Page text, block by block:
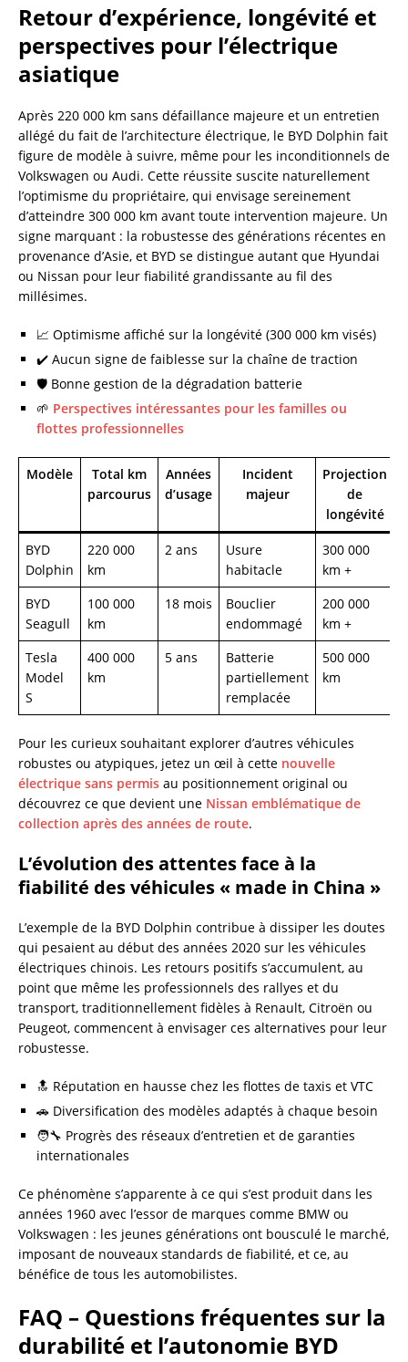
Retour d’expérience, longévité et
perspectives pour l’électrique
asiatique
Après 220 000 km sans défaillance majeure et un entretien
allégé du fait de l’architecture électrique, le BYD Dolphin fait
figure de modèle à suivre, même pour les inconditionnels de
Volkswagen ou Audi. Cette réussite suscite naturellement
l’optimisme du propriétaire, qui envisage sereinement
d’atteindre 300 000 km avant toute intervention majeure. Un
signe marquant : la robustesse des générations récentes en
provenance d’Asie, et BYD se distingue autant que Hyundai
ou Nissan pour leur fiabilité grandissante au fil des
millésimes.
📈 Optimisme affiché sur la longévité (300 000 km visés)
✔️ Aucun signe de faiblesse sur la chaîne de traction
🛡️ Bonne gestion de la dégradation batterie
🌱 Perspectives intéressantes pour les familles ou
flottes professionnelles
Modèle
Total km
parcourus
Années
d’usage
Incident
majeur
Projection
de
longévité
BYD
Dolphin
220 000
km
2 ans
Usure
habitacle
300 000
km +
BYD
Seagull
100 000
km
18 mois
Bouclier
endommagé
200 000
km +
Tesla
Model
S
400 000
km
5 ans
Batterie
partiellement
remplacée
500 000
km
Pour les curieux souhaitant explorer d’autres véhicules
robustes ou atypiques, jetez un œil à cette nouvelle
électrique sans permis au positionnement original ou
découvrez ce que devient une Nissan emblématique de
collection après des années de route.
L’évolution des attentes face à la
fiabilité des véhicules « made in China »
L’exemple de la BYD Dolphin contribue à dissiper les doutes
qui pesaient au début des années 2020 sur les véhicules
électriques chinois. Les retours positifs s’accumulent, au
point que même les professionnels des rallyes et du
transport, traditionnellement fidèles à Renault, Citroën ou
Peugeot, commencent à envisager ces alternatives pour leur
robustesse.
🔝 Réputation en hausse chez les flottes de taxis et VTC
🚗 Diversification des modèles adaptés à chaque besoin
🧑‍🔧 Progrès des réseaux d’entretien et de garanties
internationales
Ce phénomène s’apparente à ce qui s’est produit dans les
années 1960 avec l’essor de marques comme BMW ou
Volkswagen : les jeunes générations ont bousculé le marché,
imposant de nouveaux standards de fiabilité, et ce, au
bénéfice de tous les automobilistes.
FAQ – Questions fréquentes sur la
durabilité et l’autonomie BYD